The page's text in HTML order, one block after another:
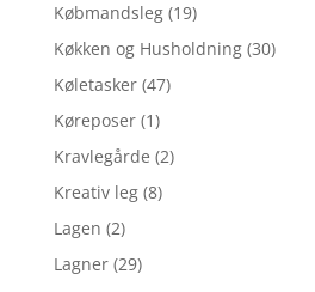
Købmandsleg (19)
Køkken og Husholdning (30)
Køletasker (47)
Køreposer (1)
Kravlegårde (2)
Kreativ leg (8)
Lagen (2)
Lagner (29)